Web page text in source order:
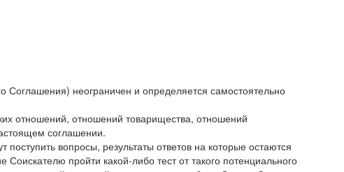
неограничен и определяется самостоятельно
отношений, отношений товарищества, отношений
соглашении.
вопросы, результаты ответов на которые остаются
пройти какой-либо тест от такого потенциального